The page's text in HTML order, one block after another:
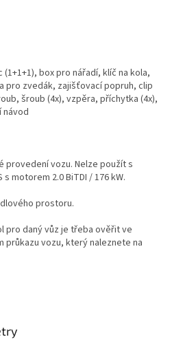
box pro nářadí, klíč na kola,
pro zvedák, zajišťovací popruh, clip
šroub (4x), vzpěra, příchytka (4x),
návod
provedení vozu. Nelze použít s
motorem 2.0 BiTDI / 176 kW.
prostoru.
pro daný vůz je třeba ověřit ve
průkazu vozu, který naleznete na